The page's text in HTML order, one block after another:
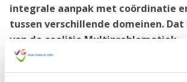
integrale aanpak met coördinatie
tussen verschillende domeinen.
van de coalitie Multiproblematiek.
Wanneer u vragen hebt en/ of meer